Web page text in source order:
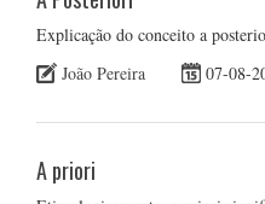
Explicação do conceito a
João Pereira
07-08-
A priori